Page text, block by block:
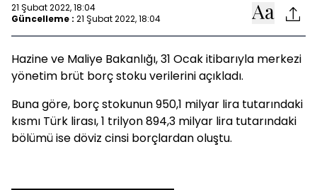
21 Şubat 2022, 18:04
Güncelleme : 21 Şubat 2022, 18:04
Hazine ve Maliye Bakanlığı, 31 Ocak itibarıyla merkezi
yönetim brüt borç stoku verilerini açıkladı.
Buna göre, borç stokunun 950,1 milyar lira tutarındaki
kısmı Türk lirası, 1 trilyon 894,3 milyar lira tutarındaki
bölümü ise döviz cinsi borçlardan oluştu.